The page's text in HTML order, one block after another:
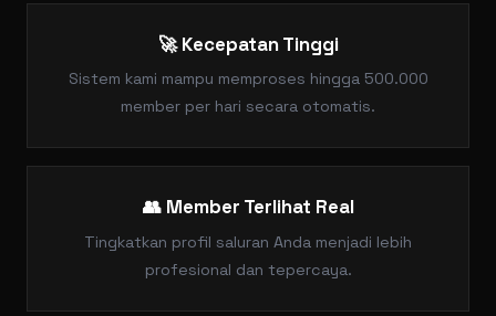
🚀 Kecepatan Tinggi
Sistem kami mampu memproses hingga 500.000
member per hari secara otomatis.
👥 Member Terlihat Real
Tingkatkan profil saluran Anda menjadi lebih
profesional dan tepercaya.